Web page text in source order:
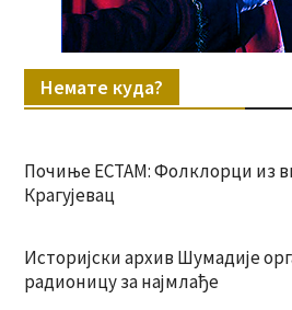
Немате куда?
Почиње ЕСТАМ: Фолклорци из
Крагујевац
Историјски архив Шумадије
радионицу за најмлађе